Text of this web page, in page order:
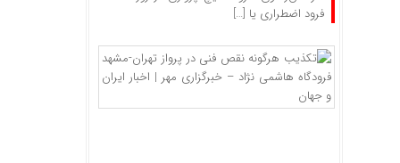
فرود اضطراری یا […]